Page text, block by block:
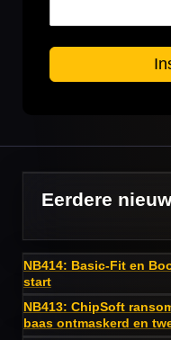
Eerdere
NB414: Basic-Fit en
start
NB413: ChipSoft
baas ontmaskerd en